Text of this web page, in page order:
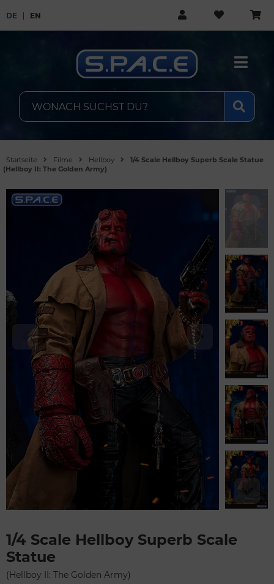
DE EN
Startseite Filme Hellboy
1/4 Scale Hellboy Superb Scale Statue
(Hellboy II: The Golden Army)
1/4 Scale Hellboy Superb Scale
Statue
(Hellboy II: The Golden Army)